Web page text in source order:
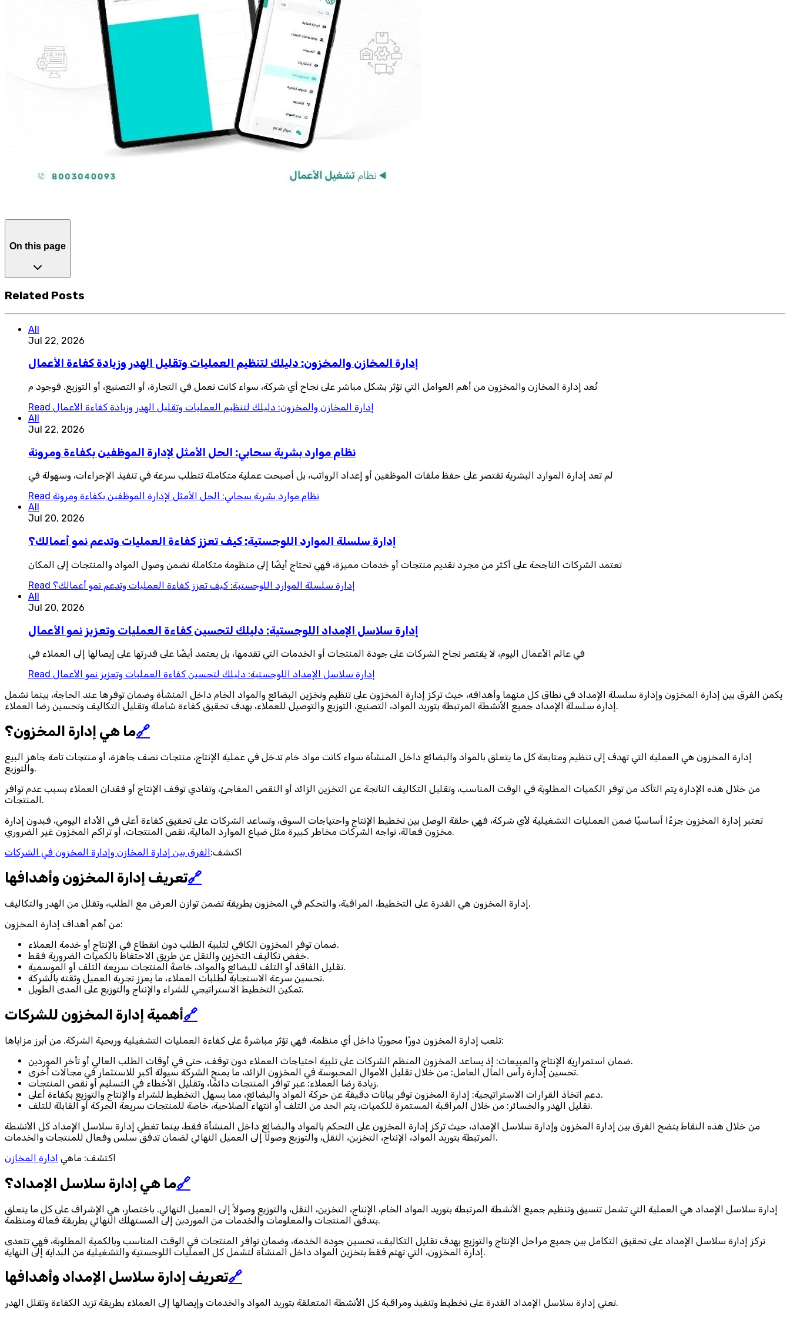
On this page
Related Posts
All
Jul 22, 2026
إدارة المخازن والمخزون: دليلك لتنظيم العمليات وتقليل الهدر وزيادة كفاءة الأعمال
تُعد إدارة المخازن والمخزون من أهم العوامل التي تؤثر بشكل مباشر على نجاح أي شركة، سواء كانت تعمل في التجارة، أو التصنيع، أو التوزيع. فوجود م
Read إدارة المخازن والمخزون: دليلك لتنظيم العمليات وتقليل الهدر وزيادة كفاءة الأعمال
All
Jul 22, 2026
نظام موارد بشرية سحابي: الحل الأمثل لإدارة الموظفين بكفاءة ومرونة
لم تعد إدارة الموارد البشرية تقتصر على حفظ ملفات الموظفين أو إعداد الرواتب، بل أصبحت عملية متكاملة تتطلب سرعة في تنفيذ الإجراءات، وسهولة في
Read نظام موارد بشرية سحابي: الحل الأمثل لإدارة الموظفين بكفاءة ومرونة
All
Jul 20, 2026
إدارة سلسلة الموارد اللوجستية: كيف تعزز كفاءة العمليات وتدعم نمو أعمالك؟
تعتمد الشركات الناجحة على أكثر من مجرد تقديم منتجات أو خدمات مميزة، فهي تحتاج أيضًا إلى منظومة متكاملة تضمن وصول المواد والمنتجات إلى المكان
Read إدارة سلسلة الموارد اللوجستية: كيف تعزز كفاءة العمليات وتدعم نمو أعمالك؟
All
Jul 20, 2026
إدارة سلاسل الإمداد اللوجستية: دليلك لتحسين كفاءة العمليات وتعزيز نمو الأعمال
في عالم الأعمال اليوم، لا يقتصر نجاح الشركات على جودة المنتجات أو الخدمات التي تقدمها، بل يعتمد أيضًا على قدرتها على إيصالها إلى العملاء في
Read إدارة سلاسل الإمداد اللوجستية: دليلك لتحسين كفاءة العمليات وتعزيز نمو الأعمال
يكمن الفرق بين إدارة المخزون وإدارة سلسلة الإمداد في نطاق كل منهما وأهدافه، حيث تركز إدارة المخزون على تنظيم وتخزين البضائع والمواد الخام داخل المنشأة وضمان توفرها عند الحاجة، بينما تشمل
إدارة سلسلة الإمداد جميع الأنشطة المرتبطة بتوريد المواد، التصنيع، التوزيع والتوصيل للعملاء، بهدف تحقيق كفاءة شاملة وتقليل التكاليف وتحسين رضا العملاء.
ما هي إدارة المخزون؟🔗
إدارة المخزون هي العملية التي تهدف إلى تنظيم ومتابعة كل ما يتعلق بالمواد والبضائع داخل المنشأة سواء كانت مواد خام تدخل في عملية الإنتاج، منتجات نصف جاهزة، أو منتجات تامة جاهز البيع
والتوزيع.
من خلال هذه الإدارة يتم التأكد من توفر الكميات المطلوبة في الوقت المناسب، وتقليل التكاليف الناتجة عن التخزين الزائد أو النقص المفاجئ، وتفادي توقف الإنتاج أو فقدان العملاء بسبب عدم توافر
المنتجات.
تعتبر إدارة المخزون جزءًا أساسيًا ضمن العمليات التشغيلية لأي شركة، فهي حلقة الوصل بين تخطيط الإنتاج واحتياجات السوق، وتساعد الشركات على تحقيق كفاءة أعلى في الأداء اليومي، فبدون إدارة
مخزون فعالة، تواجه الشركات مخاطر كبيرة مثل ضياع الموارد المالية، نقص المنتجات، أو تراكم المخزون غير الضروري.
اكتشف:الفرق بين إدارة المخازن وإدارة المخزون في الشركات
تعريف إدارة المخزون وأهدافها🔗
إدارة المخزون هي القدرة على التخطيط، المراقبة، والتحكم في المخزون بطريقة تضمن توازن العرض مع الطلب، وتقلل من الهدر والتكاليف.
من أهم أهداف إدارة المخزون:
ضمان توفر المخزون الكافي لتلبية الطلب دون انقطاع في الإنتاج أو خدمة العملاء.
خفض تكاليف التخزين والنقل عن طريق الاحتفاظ بالكميات الضرورية فقط.
تقليل الفاقد أو التلف للبضائع والمواد، خاصةً المنتجات سريعة التلف أو الموسمية.
تحسين سرعة الاستجابة لطلبات العملاء، ما يعزز تجربة العميل وثقته بالشركة.
تمكين التخطيط الاستراتيجي للشراء والإنتاج والتوزيع على المدى الطويل.
أهمية إدارة المخزون للشركات🔗
تلعب إدارة المخزون دورًا محوريًا داخل أي منظمة، فهي تؤثر مباشرةً على كفاءة العمليات التشغيلية وربحية الشركة. من أبرز مزاياها:
ضمان استمرارية الإنتاج والمبيعات: إذ يساعد المخزون المنظم الشركات على تلبية احتياجات العملاء دون توقف، حتى في أوقات الطلب العالي أو تأخر الموردين.
تحسين إدارة رأس المال العامل: من خلال تقليل الأموال المحبوسة في المخزون الزائد، ما يمنح الشركة سيولة أكبر للاستثمار في مجالات أخرى.
زيادة رضا العملاء: عبر توافر المنتجات دائمًا، وتقليل الأخطاء في التسليم أو نقص المنتجات.
دعم اتخاذ القرارات الاستراتيجية: إدارة المخزون توفر بيانات دقيقة عن حركة المواد والبضائع، مما يسهل التخطيط للشراء والإنتاج والتوزيع بكفاءة أعلى.
تقليل الهدر والخسائر: من خلال المراقبة المستمرة للكميات، يتم الحد من التلف أو انتهاء الصلاحية، خاصة للمنتجات سريعة الحركة أو القابلة للتلف.
من خلال هذه النقاط يتضح الفرق بين إدارة المخزون وإدارة سلاسل الإمداد، حيث تركز إدارة المخزون على التحكم بالمواد والبضائع داخل المنشأة فقط، بينما تغطي إدارة سلاسل الإمداد كل الأنشطة
المرتبطة بتوريد المواد، الإنتاج، التخزين، النقل، والتوزيع وصولًا إلى العميل النهائي لضمان تدفق سلس وفعال للمنتجات والخدمات.
اكتشف: ماهي ادارة المخازن
ما هي إدارة سلاسل الإمداد؟🔗
إدارة سلاسل الإمداد هي العملية التي تشمل تنسيق وتنظيم جميع الأنشطة المرتبطة بتوريد المواد الخام، الإنتاج، التخزين، النقل، والتوزيع وصولاً إلى العميل النهائي. باختصار، هي الإشراف على كل ما يتعلق
بتدفق المنتجات والمعلومات والخدمات من الموردين إلى المستهلك النهائي بطريقة فعالة ومنظمة.
تركز إدارة سلاسل الإمداد على تحقيق التكامل بين جميع مراحل الإنتاج والتوزيع بهدف تقليل التكاليف، تحسين جودة الخدمة، وضمان توافر المنتجات في الوقت المناسب وبالكمية المطلوبة، فهي تتعدى
إدارة المخزون، التي تهتم فقط بتخزين المواد داخل المنشأة لتشمل كل العمليات اللوجستية والتشغيلية من البداية إلى النهاية.
تعريف إدارة سلاسل الإمداد وأهدافها🔗
تعني إدارة سلاسل الإمداد القدرة على تخطيط وتنفيذ ومراقبة كل الأنشطة المتعلقة بتوريد المواد والخدمات وإيصالها إلى العملاء بطريقة تزيد الكفاءة وتقلل الهدر.